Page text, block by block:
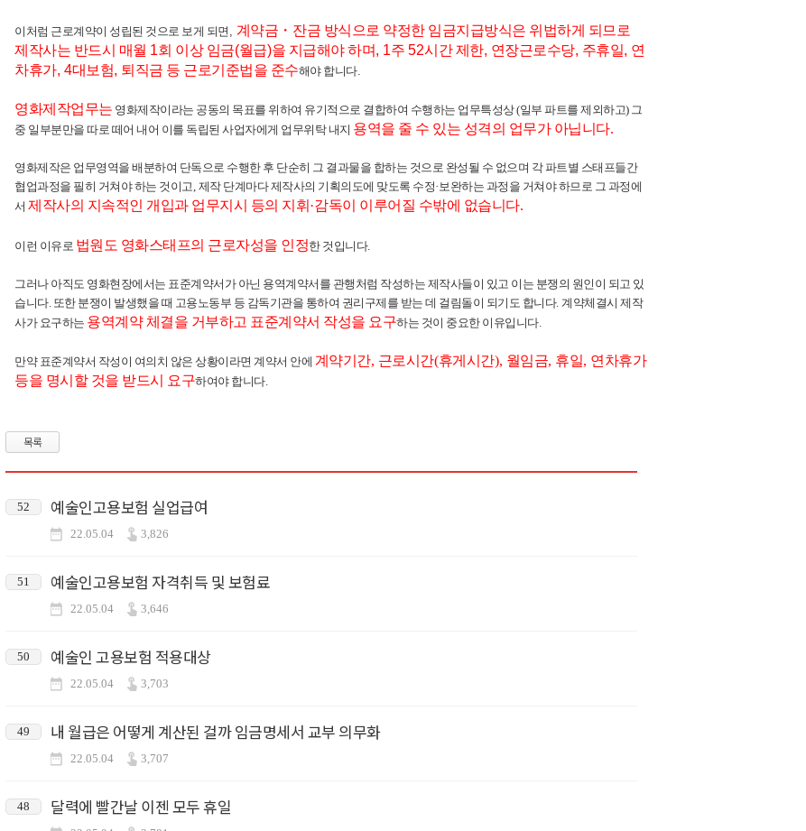
이처럼 근로계약이 성립된 것으로 보게 되면 , 계약금 ・ 잔금 방식으로 약정한 임금지급방식은 위법하게 되므로
제작사는 반드시 매월 1회 이상 임금(월급)을 지급해야 하며, 1주 52시간 제한, 연장근로수당, 주휴일, 연
차휴가, 4대보험, 퇴직금 등 근로기준법을 준수해야 합니다.
영화제작업무는 영화제작이라는 공동의 목표를 위하여 유기적으로 결합하여 수행하는 업무특성상 (일부 파트를 제외하고) 그
중 일부분만을 따로 떼어 내어 이를 독립된 사업자에게 업무위탁 내지 용역을 줄 수 있는 성격의 업무가 아닙니다.
영화제작은 업무영역을 배분하여 단독으로 수행한 후 단순히 그 결과물을 합하는 것으로 완성될 수 없으며 각 파트별 스태프들간
협업과정을 필히 거쳐야 하는 것이고, 제작 단계마다 제작사의 기획의도에 맞도록 수정·보완하는 과정을 거쳐야 하므로 그 과정에
서 제작사의 지속적인 개입과 업무지시 등의 지휘 ·감독이 이루어질 수밖에 없습니다.
이런 이유로 법원도 영화스태프의 근로자성을 인정한 것입니다.
그러나 아직도 영화현장에서는 표준계약서가 아닌 용역계약서를 관행처럼 작성하는 제작사들이 있고 이는 분쟁의 원인이 되고 있
습니다. 또한 분쟁이 발생했을 때 고용노동부 등 감독기관을 통하여 권리구제를 받는 데 걸림돌이 되기도 합니다. 계약체결시 제작
사가 요구하는 용역계약 체결을 거부하고 표준계약서 작성을 요구하는 것이 중요한 이유입니다.
만약 표준계약서 작성이 여의치 않은 상황이라면 계약서 안에 계약기간, 근로시간(휴게시간), 월임금, 휴일, 연차휴가
등을 명시할 것을 받드시 요구하여야 합니다.
목록
52 예술인고용보험 실업급여
22.05.04 3,826
51 예술인고용보험 자격취득 및 보험료
22.05.04 3,646
50 예술인 고용보험 적용대상
22.05.04 3,703
49 내 월급은 어떻게 계산된 걸까 임금명세서 교부 의무화
22.05.04 3,707
48 달력에 빨간날 이젠 모두 휴일